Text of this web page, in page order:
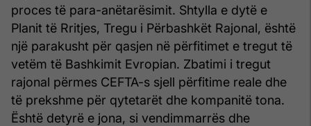
proces të para-anëtarësimit. Shtylla e dytë e
Planit të Rritjes, Tregu i Përbashkët Rajonal, është
një parakusht për qasjen në përfitimet e tregut të
vetëm të Bashkimit Evropian. Zbatimi i tregut
rajonal përmes CEFTA-s sjell përfitime reale dhe
të prekshme për qytetarët dhe kompanitë tona.
Është detyrë e jona, si vendimmarrës dhe